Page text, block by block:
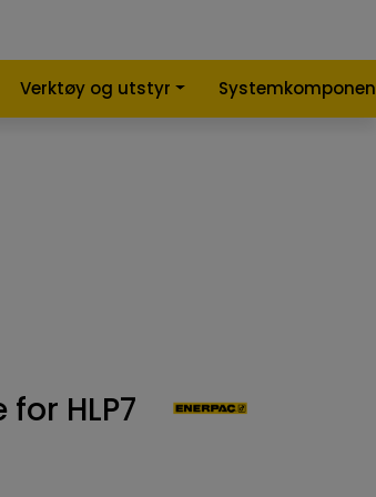
Verktøy og utstyr
HLP7